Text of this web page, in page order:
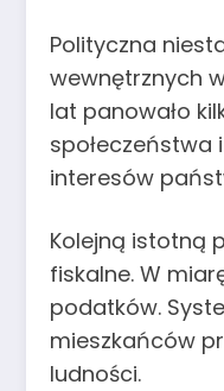
Polityczna
wewnętrznych
lat panowało
społeczeństwa
interesów
Kolejną istotną
fiskalne. W
podatków.
mieszkańców
ludności.